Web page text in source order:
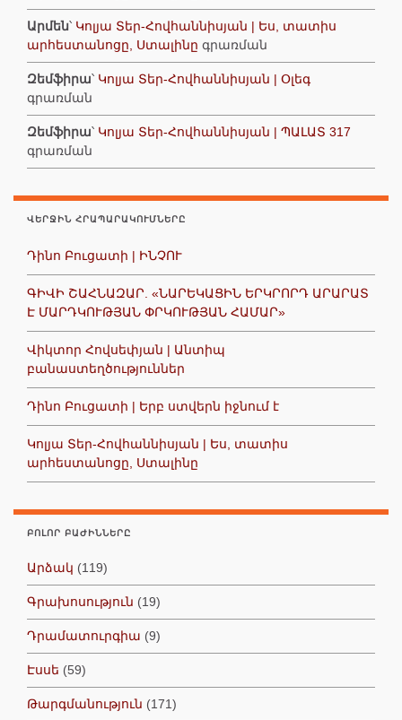
Արմեն՝ Կոլյա Տեր-Հովհաննիսյան | Ես, տատիս
արհեստանոցը, Ստալինը գրառման
Զեմֆիրա՝ Կոլյա Տեր-Հովհաննիսյան | Օլեգ
գրառման
Զեմֆիրա՝ Կոլյա Տեր-Հովհաննիսյան | ՊԱԼԱՏ 317
գրառման
ՎԵՐՋԻՆ ՀՐԱՊԱՐԱԿՈՒՄՆԵՐԸ
Դինո Բուցատի | ԻՆՉՈՒ
ԳԻՎԻ ՇԱՀՆԱԶԱՐ. «ՆԱՐԵԿԱՑԻՆ ԵՐԿՐՈՐԴ ԱՐԱՐԱՏ
Է ՄԱՐԴԿՈՒԹՅԱՆ ՓՐԿՈՒԹՅԱՆ ՀԱՄԱՐ»
Վիկտոր Հովսեփյան | Անտիպ
բանաստեղծություններ
Դինո Բուցատի | Երբ ստվերն իջնում է
Կոլյա Տեր-Հովհաննիսյան | Ես, տատիս
արհեստանոցը, Ստալինը
ԲՈԼՈՐ ԲԱԺԻՆՆԵՐԸ
Արձակ (119)
Գրախոսություն (19)
Դրամատուրգիա (9)
Էսսե (59)
Թարգմանություն (171)